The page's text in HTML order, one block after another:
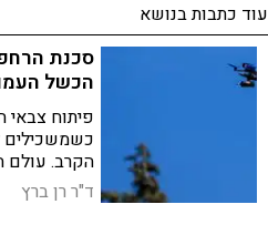
עוד כתבות בנושא
סכנת
הכשל
פיתוח צבאי
כשמשכילים
הקרב. עולם
המלחמה, אבל
גודל המהפכה
ד"ר רן ברץ